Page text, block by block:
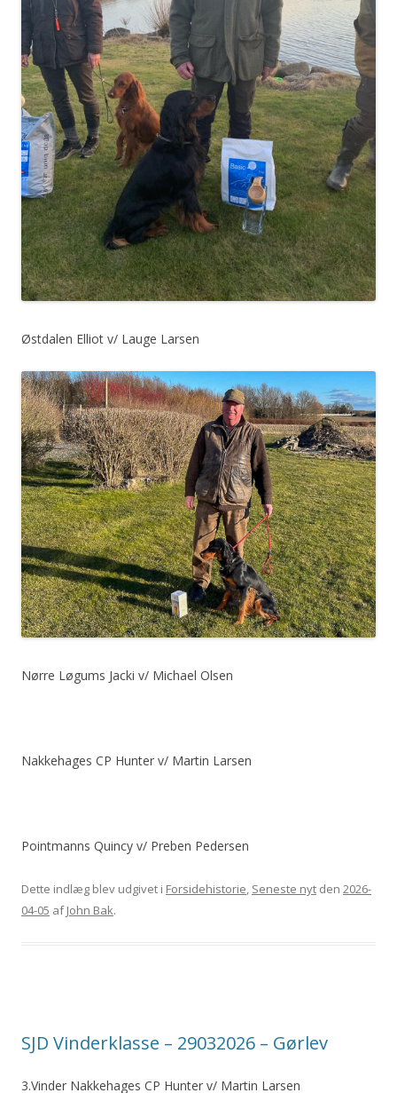
Østdalen Elliot v/ Lauge Larsen
Nørre Løgums Jacki v/ Michael Olsen
Nakkehages CP Hunter v/ Martin Larsen
Pointmanns Quincy v/ Preben Pedersen
Dette indlæg blev udgivet i Forsidehistorie Seneste nyt den 2026-
04-05 afJohn Bak.
SJD Vinderklasse – 29032026 – Gørlev
3.Vinder Nakkehages CP Hunter v/ Martin Larsen